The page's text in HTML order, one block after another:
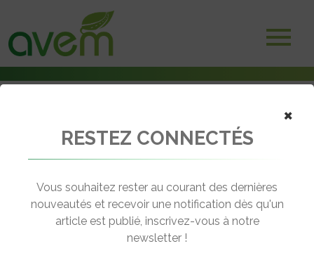
Batteries Made in France : Vidéo de présentation d’easyLi
← Revenir aux actualités
×
RESTEZ CONNECTÉS
Vous souhaitez rester au courant des dernières
nouveautés et recevoir une notification dès qu'un
article est publié, inscrivez-vous à notre
newsletter !